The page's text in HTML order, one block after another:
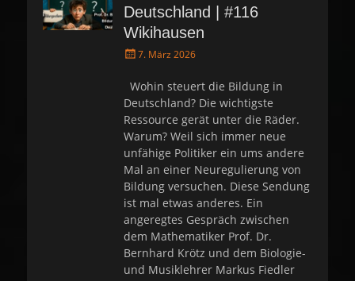
Deutschland | #116
Wikihausen
P
t
e
d
o
n
7. März 2026
Wohin steuert die Bildung in
Deutschland? Die wichtigste
Ressource gerät unter die Räder.
Warum? Weil sich immer neue
unfähige Politiker ein ums andere
Mal an einer Neuregulierung von
Bildung versuchen. Diese Sendung
ist mal etwas anderes. Ein
angeregtes Gespräch zwischen
dem Mathematiker Prof. Dr.
Bernhard Krötz und dem Biologie-
und Musiklehrer Markus Fiedler